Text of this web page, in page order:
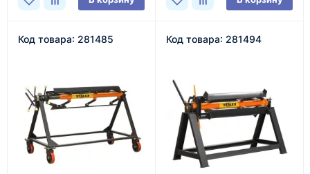
Код товара: 281485 Код товара: 281494